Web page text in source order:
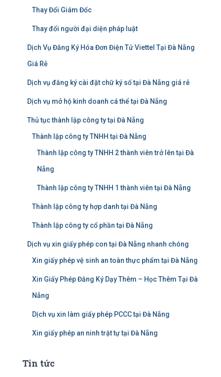
Thay Đổi Giám Đốc
Thay đổi người đại diện pháp luật
Dịch Vụ Đăng Ký Hóa Đơn Điện Tử Viettel Tại Đà Nẵng
Giá Rẻ
Dịch vụ đăng ký cài đặt chữ ký số tại Đà Nẵng giá rẻ
Dịch vụ mở hộ kinh doanh cá thể tại Đà Nẵng
Thủ tục thành lập công ty tại Đà Nẵng
Thành lập công ty TNHH tại Đà Nẵng
Thành lập công ty TNHH 2 thành viên trở lên tại Đà
Nẵng
Thành lập công ty TNHH 1 thành viên tại Đà Nẵng
Thành lập công ty hợp danh tại Đà Nẵng
Thành lập công ty cổ phần tại Đà Nẵng
Dịch vụ xin giấy phép con tại Đà Nẵng nhanh chóng
Xin giấy phép vệ sinh an toàn thực phẩm tại Đà Nẵng
Xin Giấy Phép Đăng Ký Dạy Thêm – Học Thêm Tại Đà
Nẵng
Dịch vụ xin làm giấy phép PCCC tại Đà Nẵng
Xin giấy phép an ninh trật tự tại Đà Nẵng
Tin tức